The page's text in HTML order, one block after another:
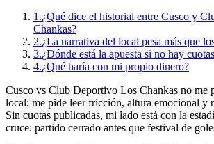
1.¿Qué dice el historial entre Cusco y
Chankas?
2.¿La narrativa del local pesa más que
3.¿Dónde está la apuesta si no hay
4.¿Qué haría con mi propio dinero?
Cusco vs Club Deportivo Los Chankas no me
local: me pide leer fricción, altura emocional y
Sin cuotas publicadas, mi lado está con la
cruce: partido cerrado antes que festival de